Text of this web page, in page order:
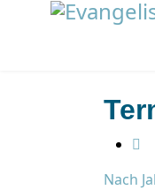
Nach